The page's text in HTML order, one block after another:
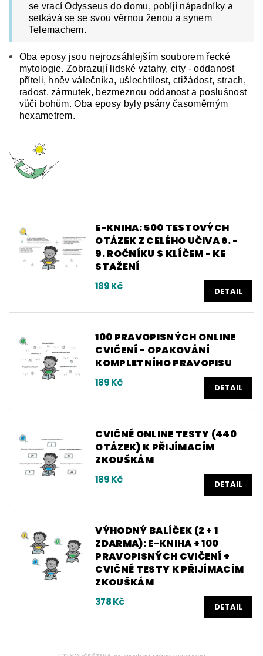
se vrací Odysseus do domu, pobíjí nápadníky a
setkává se se svou věrnou ženou a synem
Telemachem.
Oba eposy jsou nejrozsáhlejším souborem řecké
mytologie. Zobrazují lidské vztahy, city - oddanost
příteli, hněv válečníka, ušlechtilost, ctižádost, strach,
radost, zármutek, bezmeznou oddanost a poslušnost
vůči bohům. Oba eposy byly psány časoměrným
hexametrem.
E-KNIHA: 500 TESTOVÝCH
OTÁZEK Z CELÉHO UČIVA 6. -
9. ROČNÍKU S KLÍČEM - KE
STAŽENÍ
189 Kč DETAIL
100 PRAVOPISNÝCH ONLINE
CVIČENÍ - OPAKOVÁNÍ
KOMPLETNÍHO PRAVOPISU
189 Kč DETAIL
CVIČNÉ ONLINE TESTY (440
OTÁZEK) K PŘIJÍMACÍM
ZKOUŠKÁM
189 Kč DETAIL
VÝHODNÝ BALÍČEK (2 + 1
ZDARMA): E-KNIHA + 100
PRAVOPISNÝCH CVIČENÍ +
CVIČNÉ TESTY K PŘIJÍMACÍM
ZKOUŠKÁM
378 Kč DETAIL